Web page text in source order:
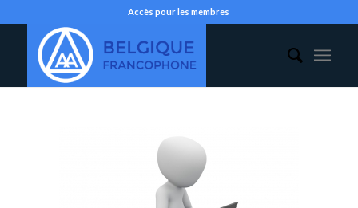
Accès pour les membres